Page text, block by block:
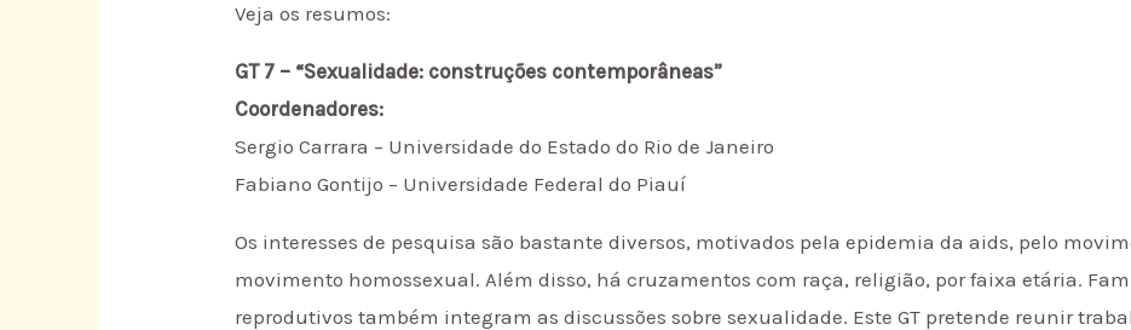
Veja os resumos:
GT 7 – “Sexualidade: construções contemporâneas”
Coordenadores:
Sergio Carrara – Universidade do Estado do Rio de Janeiro
Fabiano Gontijo – Universidade Federal do Piauí
Os interesses de pesquisa são bastante diversos, motivados pela epidemia da aids, pelo
movimento homossexual. Além disso, há cruzamentos com raça, religião, por faixa etária.
reprodutivos também integram as discussões sobre sexualidade. Este GT pretende reunir